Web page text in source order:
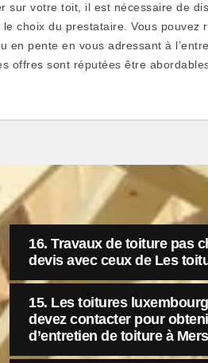
sur votre toit, il est nécessaire de
choix du prestataire. Vous pouvez
en pente en vous adressant à
offres sont réputées être
16. Travaux de toiture pas
devis avec ceux de Les
15. Les toitures
devez contacter pour
d’entretien de toiture à